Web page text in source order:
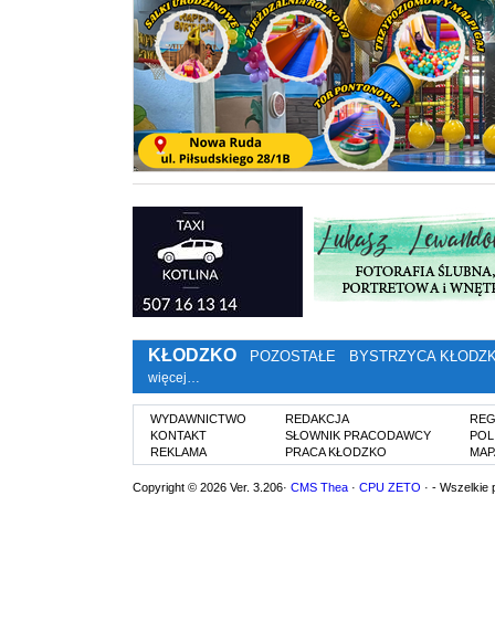
KŁODZKO POZOSTAŁE BYSTRZYCA
więcej…
WYDAWNICTWO
KONTAKT
REKLAMA
REDAKCJA
SŁOWNIK PRACODAWCY
PRACA KŁODZKO
Copyright © 2026 Ver. 3.206· CMS Thea · CPU ZETO · - Wszelkie